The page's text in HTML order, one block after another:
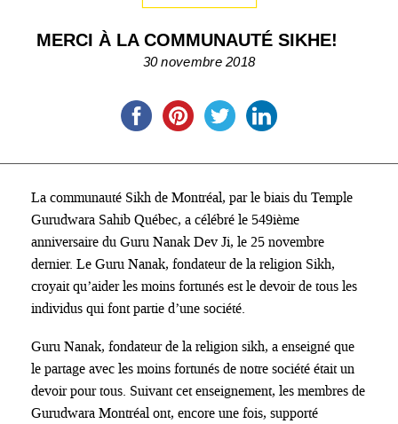
MERCI À LA COMMUNAUTÉ SIKHE!
30 novembre 2018
La communauté Sikh de Montréal, par le biais du Temple
Gurudwara Sahib Québec, a célébré le 549ième
anniversaire du Guru Nanak Dev Ji, le 25 novembre
dernier. Le Guru Nanak, fondateur de la religion Sikh,
croyait qu’aider les moins fortunés est le devoir de tous les
individus qui font partie d’une société.
Guru Nanak, fondateur de la religion sikh, a enseigné que
le partage avec les moins fortunés de notre société était un
devoir pour tous. Suivant cet enseignement, les membres de
Gurudwara Montréal ont, encore une fois, supporté